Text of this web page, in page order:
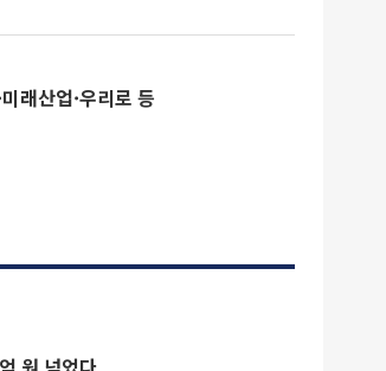
래산업·우리로 등